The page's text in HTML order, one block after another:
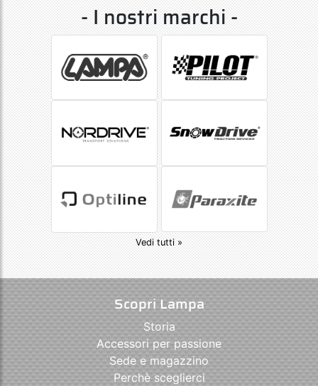
- I nostri marchi -
Vedi tutti »
Scopri Lampa
Storia
Accessori per passione
Sede e magazzino
Perchè sceglierci